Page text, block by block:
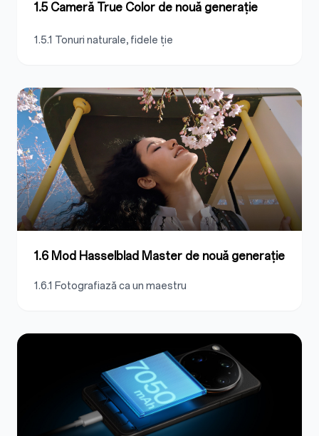
1.5 Cameră True Color de nouă generație
1.5.1 Tonuri naturale, fidele ție
1.6 Mod Hasselblad Master de nouă generație
1.6.1 Fotografiază ca un maestru